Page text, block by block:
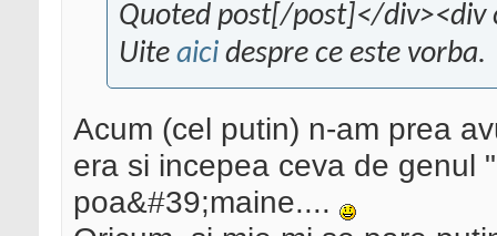
Quoted post[/post]</div><div
Uite aici despre ce este vorba.
Acum (cel putin) n-am prea
era si incepea ceva de genul
poa&#39;maine....